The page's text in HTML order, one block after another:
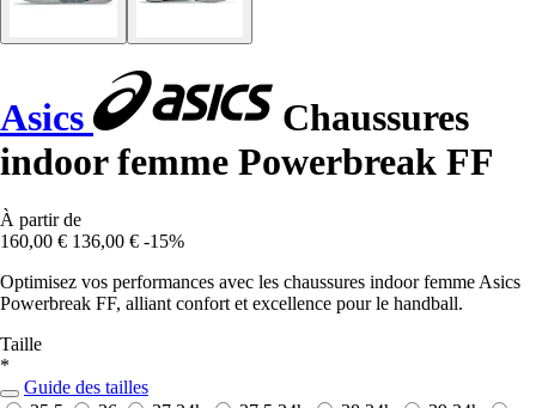
Asics
Chaussures
indoor femme Powerbreak FF
À partir de
160,00 € 136,00 € -15%
Optimisez vos performances avec les chaussures indoor femme Asics
Powerbreak FF, alliant confort et excellence pour le handball.
Taille
*
Guide des tailles